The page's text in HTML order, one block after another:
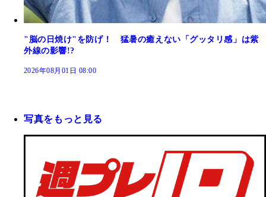
"脳の日焼け"を防げ！ 猛暑の癒えない「グッタリ感」は紫
外線の影響!?
2026年08月01日 08:00
写真をもっと見る